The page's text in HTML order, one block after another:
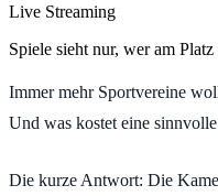
Live Streaming
Spiele sieht nur, wer am
Immer mehr Sportvereine
Und was kostet eine
Die kurze Antwort: Die